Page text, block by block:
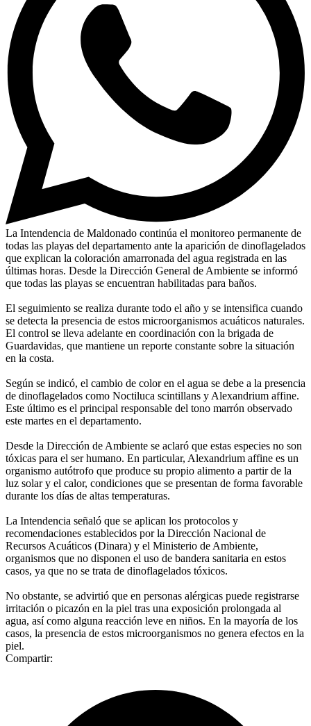
La Intendencia de Maldonado continúa el monitoreo permanente de
todas las playas del departamento ante la aparición de dinoflagelados
que explican la coloración amarronada del agua registrada en las
últimas horas. Desde la Dirección General de Ambiente se informó
que todas las playas se encuentran habilitadas para baños.
El seguimiento se realiza durante todo el año y se intensifica cuando
se detecta la presencia de estos microorganismos acuáticos naturales.
El control se lleva adelante en coordinación con la brigada de
Guardavidas, que mantiene un reporte constante sobre la situación
en la costa.
Según se indicó, el cambio de color en el agua se debe a la presencia
de dinoflagelados como Noctiluca scintillans y Alexandrium affine.
Este último es el principal responsable del tono marrón observado
este martes en el departamento.
Desde la Dirección de Ambiente se aclaró que estas especies no son
tóxicas para el ser humano. En particular, Alexandrium affine es un
organismo autótrofo que produce su propio alimento a partir de la
luz solar y el calor, condiciones que se presentan de forma favorable
durante los días de altas temperaturas.
La Intendencia señaló que se aplican los protocolos y
recomendaciones establecidos por la Dirección Nacional de
Recursos Acuáticos (Dinara) y el Ministerio de Ambiente,
organismos que no disponen el uso de bandera sanitaria en estos
casos, ya que no se trata de dinoflagelados tóxicos.
No obstante, se advirtió que en personas alérgicas puede registrarse
irritación o picazón en la piel tras una exposición prolongada al
agua, así como alguna reacción leve en niños. En la mayoría de los
casos, la presencia de estos microorganismos no genera efectos en la
piel.
Compartir: